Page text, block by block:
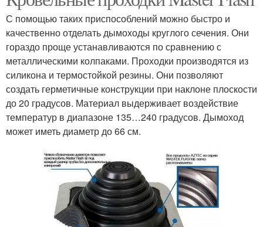
С помощью таких приспособлений можно быстро и
качественно отделать дымоходы круглого сечения. Они
гораздо проще устанавливаются по сравнению с
металлическими колпаками. Проходки производятся из
силикона и термостойкой резины. Они позволяют
создать герметичные конструкции при наклоне плоскости
до 20 градусов. Материал выдерживает воздействие
температур в диапазоне 135…240 градусов. Дымоход
может иметь диаметр до 66 см.